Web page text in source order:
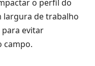
o perfil do
largura de trabalho
para evitar
campo.